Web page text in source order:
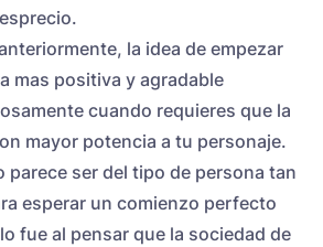
la idea de empezar
mas positiva y agradable
cuando requieres que la
mayor potencia a tu personaje.
parece ser del tipo de persona tan
esperar un comienzo perfecto
fue al pensar que la sociedad de